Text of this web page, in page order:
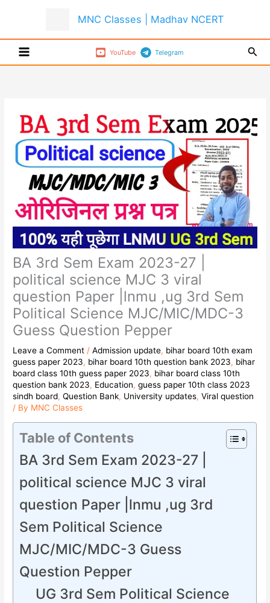
MNC Classes | Madhav NCERT
YouTube Telegram
BA 3rd Sem Exam 2023-27 |
political science MJC 3 viral
question Paper |lnmu ,ug 3rd Sem
Political Science MJC/MIC/MDC-3
Guess Question Pepper
Leave a Comment /Admission update, bihar board 10th exam
guess paper 2023, bihar board 10th question bank 2023, bihar
board class 10th guess paper 2023, bihar board class 10th
question bank 2023, Education,guess paper 10th class 2023
sindh board,Question Bank, University updates,Viral question
/ By MNC Classes
Table of Contents
BA 3rd Sem Exam 2023-27 |
political science MJC 3 viral
question Paper |lnmu ,ug 3rd
Sem Political Science
MJC/MIC/MDC-3 Guess
Question Pepper
UG 3rd Sem Political Science